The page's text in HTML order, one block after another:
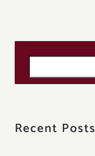
Recent Posts